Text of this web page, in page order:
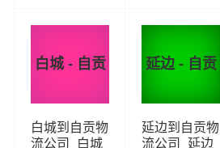
白城 - 自贡
白城到自贡物
流公司_白城
延边 - 自贡
延边到自贡物
流公司_延边